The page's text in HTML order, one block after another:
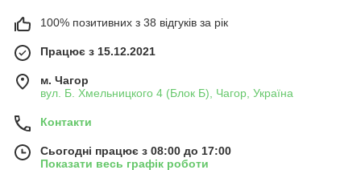
100% позитивних з 38 відгуків за рік
Працює з 15.12.2021
м. Чагор
вул. Б. Хмельницкого 4 (Блок Б), Чагор, Україна
Контакти
Сьогодні працює з 08:00 до 17:00
Показати весь графік роботи